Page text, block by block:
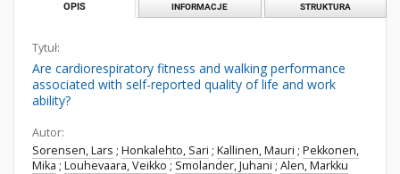
OPIS INFORMACJE STRUKTURA
Tytuł:
Are cardiorespiratory fitness and walking performance
associated with self-reported quality of life and work
ability?
Autor:
Sorensen, Lars ; Honkalehto, Sari ; Kallinen, Mauri ; Pekkonen,
Mika ; Louhevaara, Veikko ; Smolander, Juhani ; Alen, Markku